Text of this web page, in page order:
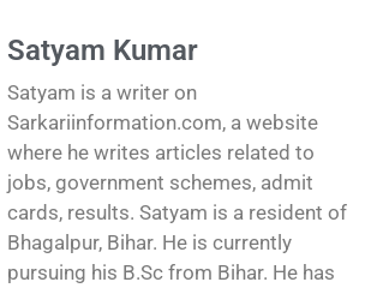
Satyam Kumar
Satyam is a writer on
Sarkariinformation.com, a website
where he writes articles related to
jobs, government schemes, admit
cards, results. Satyam is a resident of
Bhagalpur, Bihar. He is currently
pursuing his B.Sc from Bihar. He has